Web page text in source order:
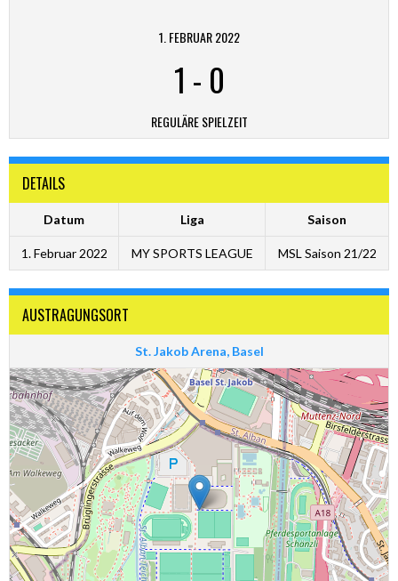
1. FEBRUAR 2022
1 - 0
REGULÄRE SPIELZEIT
DETAILS
Datum Liga Saison
1. Februar 2022 MY SPORTS LEAGUE MSL Saison 21/22
AUSTRAGUNGSORT
St. Jakob Arena, Basel